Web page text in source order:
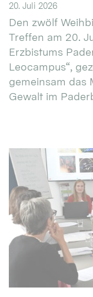
20. Juli 2026
Den zwölf
Treffen am 20.
Erzbistums
Leocampus“,
gemeinsam das
Gewalt im